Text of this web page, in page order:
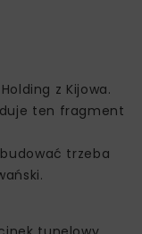
z Kijowa.
ten fragment
trzeba